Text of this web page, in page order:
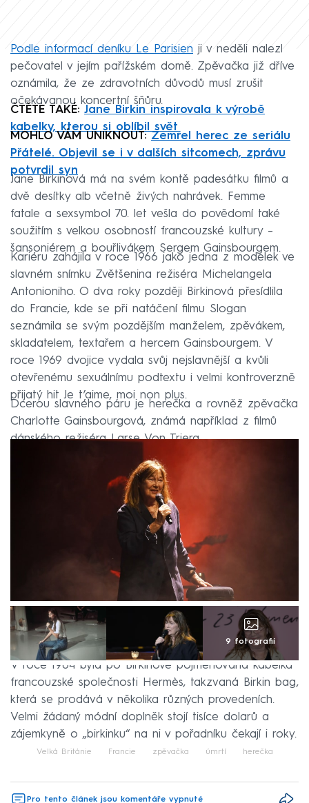
Podle informací deníku Le Parisien ji v neděli nalezl
pečovatel v jejím pařížském domě. Zpěvačka již dříve
oznámila, že ze zdravotních důvodů musí zrušit
očekávanou koncertní šňůru.
ČTĚTE TAKÉ: Jane Birkin inspirovala k výrobě
kabelky, kterou si oblíbil svět
MOHLO VÁM UNIKNOUT: Zemřel herec ze seriálu
Přátelé. Objevil se i v dalších sitcomech, zprávu
potvrdil syn
Jane Birkinová má na svém kontě padesátku filmů a
dvě desítky alb včetně živých nahrávek. Femme
fatale a sexsymbol 70. let vešla do povědomí také
soužitím s velkou osobností francouzské kultury –
šansoniérem a bouřlivákem Sergem Gainsbourgem.
Kariéru zahájila v roce 1966 jako jedna z modelek ve
slavném snímku Zvětšenina režiséra Michelangela
Antonioniho. O dva roky později Birkinová přesídlila
do Francie, kde se při natáčení filmu Slogan
seznámila se svým pozdějším manželem, zpěvákem,
skladatelem, textařem a hercem Gainsbourgem. V
roce 1969 dvojice vydala svůj nejslavnější a kvůli
otevřenému sexuálnímu podtextu i velmi kontroverzně
přijatý hit Je t’aime, moi non plus.
Dcerou slavného páru je herečka a rovněž zpěvačka
Charlotte Gainsbourgová, známá například z filmů
dánského režiséra Larse Von Triera.
9 fotografií
V roce 1984 byla po Birkinové pojmenována kabelka
francouzské společnosti Hermès, takzvaná Birkin bag,
která se prodává v několika různých provedeních.
Velmi žádaný módní doplněk stojí tisíce dolarů a
zájemkyně o „birkinku“ na ni v pořadníku čekají i roky.
Velká Británie Francie zpěvačka úmrtí herečka
Pro tento článek jsou komentáře vypnuté